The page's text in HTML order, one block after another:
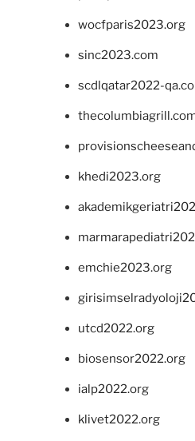
wocfparis2023.org
sinc2023.com
scdlqatar2022-
khedi2023.org
emchie2023.org
utcd2022.org
biosensor2022.org
ialp2022.org
klivet2022.org